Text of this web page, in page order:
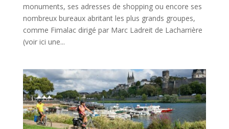
monuments, ses adresses de shopping ou encore ses
nombreux bureaux abritant les plus grands groupes,
comme Fimalac dirigé par Marc Ladreit de Lacharrière
(voir ici une...